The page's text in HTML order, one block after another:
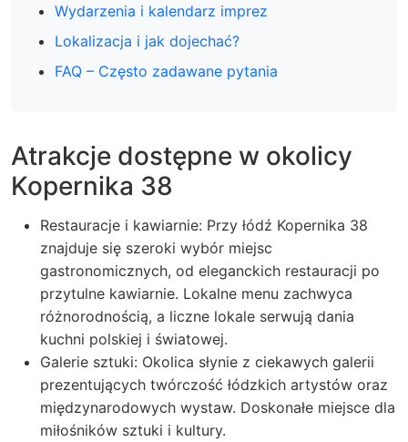
Wydarzenia i kalendarz imprez
Lokalizacja i jak dojechać?
FAQ – Często zadawane pytania
Atrakcje dostępne w okolicy
Kopernika 38
Restauracje i kawiarnie: Przy łódź Kopernika 38
znajduje się szeroki wybór miejsc
gastronomicznych, od eleganckich restauracji po
przytulne kawiarnie. Lokalne menu zachwyca
różnorodnością, a liczne lokale serwują dania
kuchni polskiej i światowej.
Galerie sztuki: Okolica słynie z ciekawych galerii
prezentujących twórczość łódzkich artystów oraz
międzynarodowych wystaw. Doskonałe miejsce dla
miłośników sztuki i kultury.